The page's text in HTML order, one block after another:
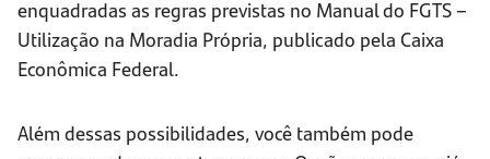
enquadradas as regras previstas no Manual do FGTS –
Utilização na Moradia Própria, publicado pela Caixa
Econômica Federal.
Além dessas possibilidades, você também pode